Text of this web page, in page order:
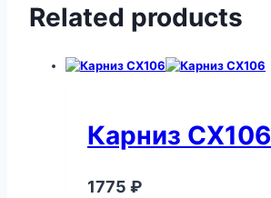
Related products
Карниз CX106
1775 ₽